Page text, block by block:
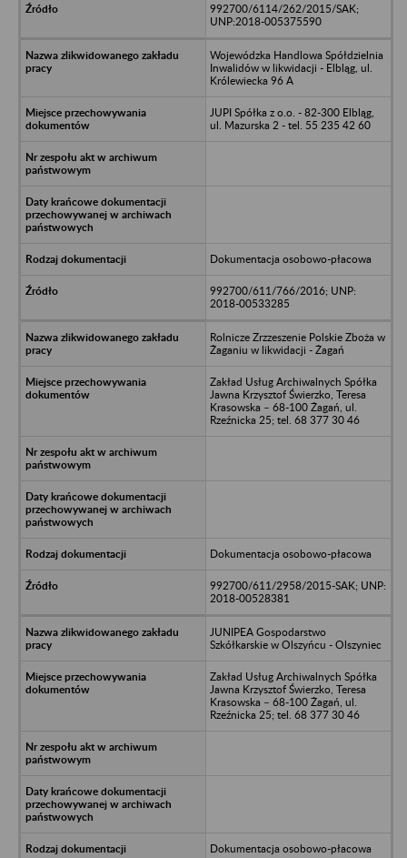
992700/6114/262/2015/SAK;
UNP:2018-005375590
Wojewódzka Handlowa Spółdzielnia
Inwalidów w likwidacji - Elbląg, ul.
Królewiecka 96 A
JUPI Spółka z o.o. - 82-300 Elbląg,
ul. Mazurska 2 - tel. 55 235 42 60
Dokumentacja osobowo-płacowa
992700/611/766/2016; UNP:
2018-00533285
Rolnicze Zrzzeszenie Polskie Zboża w
Żaganiu w likwidacji - Żagań
Zakład Usług Archiwalnych Spółka
Jawna Krzysztof Świerzko, Teresa
Krasowska – 68-100 Żagań, ul.
Rzeźnicka 25; tel. 68 377 30 46
Dokumentacja osobowo-płacowa
992700/611/2958/2015-SAK; UNP:
2018-00528381
JUNIPEA Gospodarstwo
Szkółkarskie w Olszyńcu - Olszyniec
Zakład Usług Archiwalnych Spółka
Jawna Krzysztof Świerzko, Teresa
Krasowska – 68-100 Żagań, ul.
Rzeźnicka 25; tel. 68 377 30 46
Dokumentacja osobowo-płacowa